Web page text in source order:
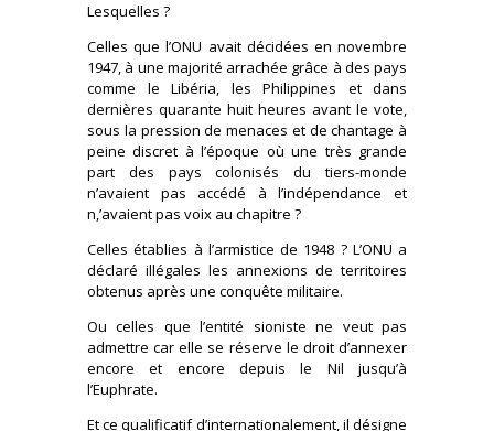
Lesquelles ?
Celles que l’ONU avait décidées en novembre
1947, à une majorité arrachée grâce à des pays
comme le Libéria, les Philippines et dans
dernières quarante huit heures avant le vote,
sous la pression de menaces et de chantage à
peine discret à l’époque où une très grande
part des pays colonisés du tiers-monde
n’avaient pas accédé à l’indépendance et
n,’avaient pas voix au chapitre ?
Celles établies à l’armistice de 1948 ? L’ONU a
déclaré illégales les annexions de territoires
obtenus après une conquête militaire.
Ou celles que l’entité sioniste ne veut pas
admettre car elle se réserve le droit d’annexer
encore et encore depuis le Nil jusqu’à
l’Euphrate.
Et ce qualificatif d’internationalement, il désigne